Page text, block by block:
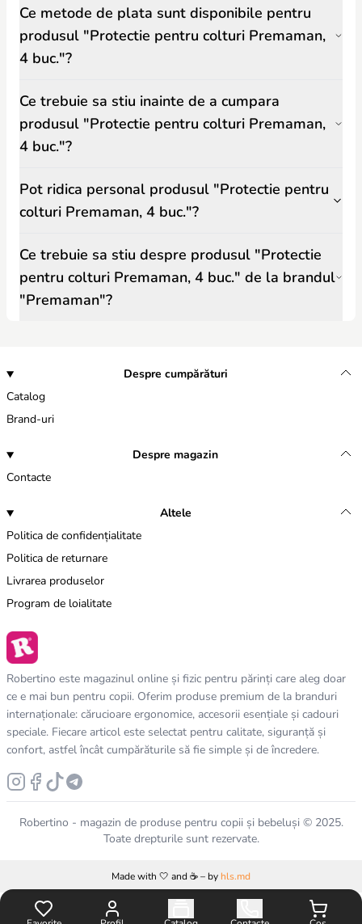
Ce metode de plata sunt disponibile pentru
produsul "Protectie pentru colturi Premaman,
4 buc."?
Ce trebuie sa stiu inainte de a cumpara
produsul "Protectie pentru colturi Premaman,
4 buc."?
Pot ridica personal produsul "Protectie pentru
colturi Premaman, 4 buc."?
Ce trebuie sa stiu despre produsul "Protectie
pentru colturi Premaman, 4 buc." de la brandul
"Premaman"?
Despre cumpărături
Catalog
Brand-uri
Despre magazin
Contacte
Altele
Politica de confidențialitate
Politica de returnare
Livrarea produselor
Program de loialitate
Robertino este magazinul online și fizic pentru părinți care aleg doar
ce e mai bun pentru copii. Oferim produse premium de la branduri
internaționale: cărucioare ergonomice, accesorii esențiale și cadouri
speciale. Fiecare articol este selectat pentru calitate, siguranță și
confort, astfel încât cumpărăturile să fie simple și de încredere.
Robertino - magazin de produse pentru copii și bebeluși © 2025.
Toate drepturile sunt rezervate.
Made with 🤍 and ☕️ – by hls.md